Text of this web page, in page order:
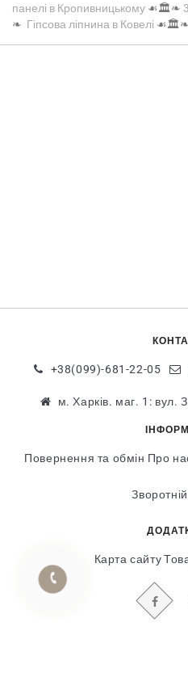
панелі в Кропивницькому ☙🏛️❧
❧ Гіпсова ліпнина в Ковелі ☙🏛️❧
+38(099)-681-22-05
м. Харків. маг. 1: вул.
Повернення та обмін Про
Зворотній
Карта сайту